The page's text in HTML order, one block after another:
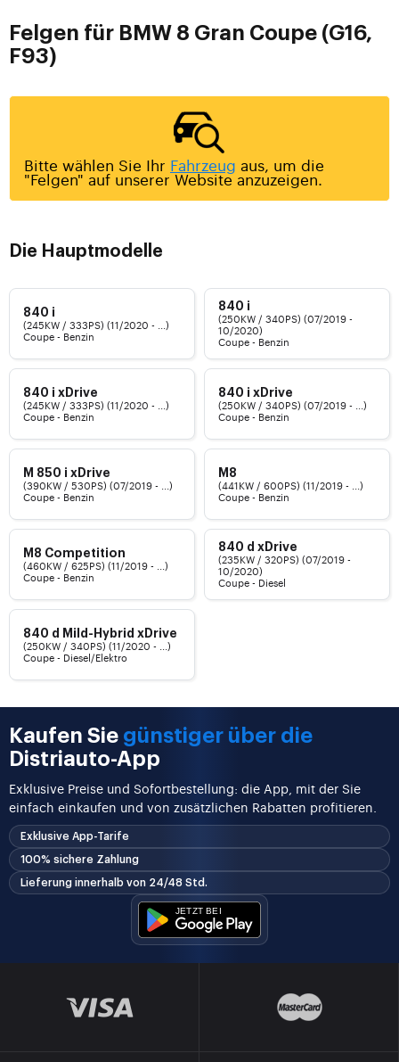
Felgen für BMW 8 Gran Coupe (G16,
F93)
Bitte wählen Sie Ihr Fahrzeug aus, um die
"Felgen" auf unserer Website anzuzeigen.
Die Hauptmodelle
840 i
(245KW / 333PS) (11/2020 - ...)
Coupe - Benzin
840 i
(250KW / 340PS) (07/2019 -
10/2020)
Coupe - Benzin
840 i xDrive
(245KW / 333PS) (11/2020 - ...)
Coupe - Benzin
840 i xDrive
(250KW / 340PS) (07/2019 - ...)
Coupe - Benzin
M 850 i xDrive
(390KW / 530PS) (07/2019 - ...)
Coupe - Benzin
M8
(441KW / 600PS) (11/2019 - ...)
Coupe - Benzin
M8 Competition
(460KW / 625PS) (11/2019 - ...)
Coupe - Benzin
840 d xDrive
(235KW / 320PS) (07/2019 -
10/2020)
Coupe - Diesel
840 d Mild-Hybrid xDrive
(250KW / 340PS) (11/2020 - ...)
Coupe - Diesel/Elektro
Kaufen Sie günstiger über die
Distriauto-App
Exklusive Preise und Sofortbestellung: die App, mit der Sie
einfach einkaufen und von zusätzlichen Rabatten profitieren.
Exklusive App-Tarife
100% sichere Zahlung
Lieferung innerhalb von 24/48 Std.